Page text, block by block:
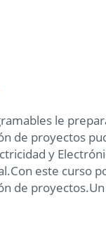
le
de proyectos
y
este curso
de